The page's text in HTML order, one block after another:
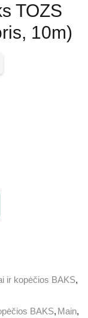
TOZS
10m)
ir kopėčios BAKS,
BAKS, Main,